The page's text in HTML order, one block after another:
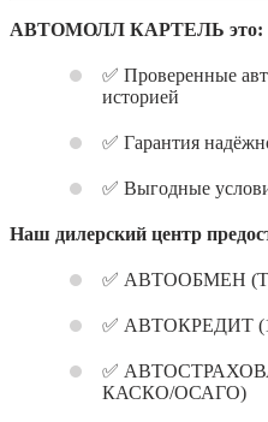
АВТОМОЛЛ КАРТЕЛЬ это:
✅ Проверенные
историей
✅ Гарантия
✅ Выгодные
Наш дилерский центр
✅ АВТООБМЕН
✅ АВТОКРЕДИТ
✅
КАСКО/ОСАГО)